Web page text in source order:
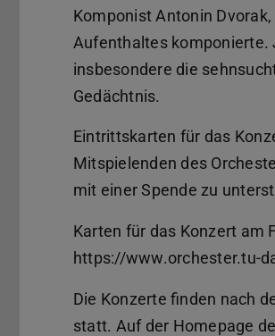
Komponist Antonin
Aufenthaltes komponierte.
insbesondere die
Gedächtnis.
Eintrittskarten für das
Mitspielenden des
mit einer Spende zu
Karten für das Konzert am
https://www.orchester.tu-
Die Konzerte finden nach
statt. Auf der Homepage